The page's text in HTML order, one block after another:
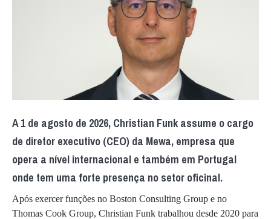
A 1 de agosto de 2026, Christian Funk assume o cargo
de diretor executivo (CEO) da Mewa, empresa que
opera a nível internacional e também em Portugal
onde tem uma forte presença no setor oficinal.
Após exercer funções no Boston Consulting Group e no
Thomas Cook Group, Christian Funk trabalhou desde 2020 para